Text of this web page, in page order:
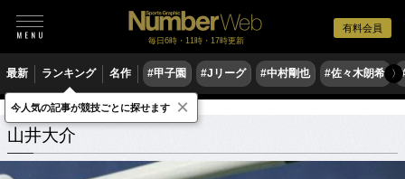
有料会員
毎日6時・11時・17時更新
最新 ランキング 名作 #甲子園 #Jリーグ #中村剛也 #佐々木朗希 〉
山井大介 関連記事
山井大介
今人気の記事が競技ごとに探せます ×